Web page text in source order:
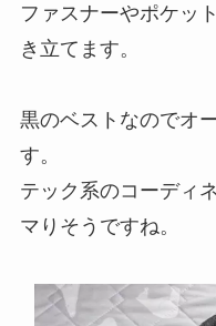
ファスナーやポケッ
き立てます。
黒のベストなのでオ
す。
テック系のコーディ
マりそうですね。